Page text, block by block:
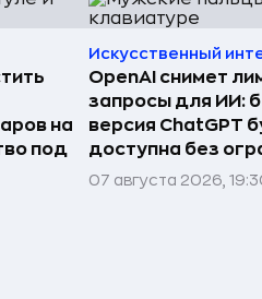
на
под
Искусственный
OpenAI снимет
запросы для ИИ:
версия ChatGPT
доступна без
07 августа 2026,